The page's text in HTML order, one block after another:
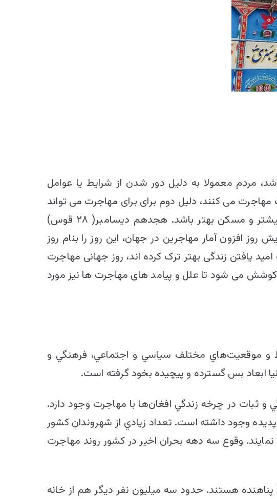
مردم معمولا به دلیل دور شدن از شرایط یا عوامل
می کنند، دلیل دوم برای برای مهاجرت می تواند
شرایط و عوامل مساعد جذب کننده مانند امکانات بهداشتی بیشتر، آموزش بهتر، درآمد بیشتر و مسکن بهتر باشد. هجدهم دیسامبر( ۲۸ قوس)
ملل متحد در سال ۲۰۰۰ میلادی به دلیل افزایش روز افزون آمار مهاجرین در جهان، این روز را بنام روز
یافتن زندگی بهتر ترک کرده اند، روز جهانی مهاجرت
می شود تا علل و پیامد های مهاجرت ها نیز مورد
و موقعيت‌هاي مختلف سياسي و اجتماعي، فرهنگي و
ابعاد بس گسترده و پيچيده بخود گرفته است.
ثبات در چرخه زندگي افغان‌ها با مهاجرت وجود دارد.
وجود داشته است. تعداد زيادي از شهروندان کشور
وقوع سه دهه بحران اخير در کشور روند مهاجرت
هستند. حدود سه میلیون نفر دیگر هم از خانه